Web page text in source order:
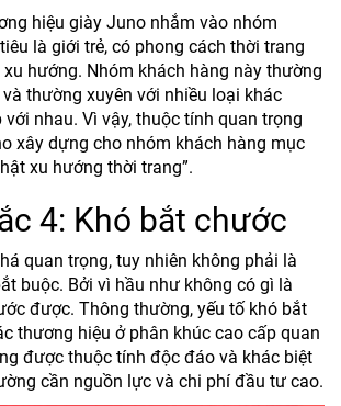
hiệu giày Juno nhắm vào nhóm
là giới trẻ, có phong cách thời trang
hướng. Nhóm khách hàng này thường
thường xuyên với nhiều loại khác
nhau. Vì vậy, thuộc tính quan trọng
xây dựng cho nhóm khách hàng mục
xu hướng thời trang”.
4: Khó bắt chước
quan trọng, tuy nhiên không phải là
buộc. Bởi vì hầu như không có gì là
được. Thông thường, yếu tố khó bắt
thương hiệu ở phân khúc cao cấp quan
được thuộc tính độc đáo và khác biệt
cần nguồn lực và chi phí đầu tư cao.